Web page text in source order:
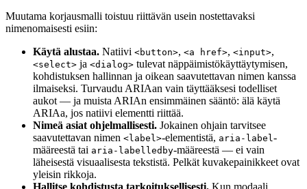
Muutama korjausmalli toistuu riittävän usein nostettavaksi
nimenomaisesti esiin:
Käytä alustaa. Natiivi <button>, <a href>, <input>,
<select> ja <dialog> tulevat näppäimistökäyttäytymisen,
kohdistuksen hallinnan ja oikean saavutettavan nimen kanssa
ilmaiseksi. Turvaudu ARIAan vain täyttääksesi todelliset
aukot — ja muista ARIAn ensimmäinen sääntö: älä käytä
ARIAa, jos natiivi elementti riittää.
Nimeä asiat ohjelmallisesti. Jokainen ohjain tarvitsee
saavutettavan nimen <label>-elementistä, aria-label-
määreestä tai aria-labelledby-määreestä — ei vain
läheisestä visuaalisesta tekstistä. Pelkät kuvakepainikkeet ovat
yleisin rikkoja.
Hallitse kohdistusta tarkoituksellisesti. Kun modaali